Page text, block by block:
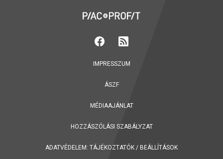
IMPRESSZUM
ÁSZF
MÉDIAAJÁNLAT
HOZZÁSZÓLÁSI SZABÁLYZAT
ADATVÉDELEM: TÁJÉKOZTATÓK / BEÁLLÍTÁSOK